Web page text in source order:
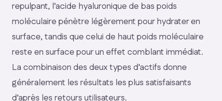
repulpant, l’acide hyaluronique de bas poids
moléculaire pénètre légèrement pour hydrater en
surface, tandis que celui de haut poids moléculaire
reste en surface pour un effet comblant immédiat.
La combinaison des deux types d’actifs donne
généralement les résultats les plus satisfaisants
d’après les retours utilisateurs.